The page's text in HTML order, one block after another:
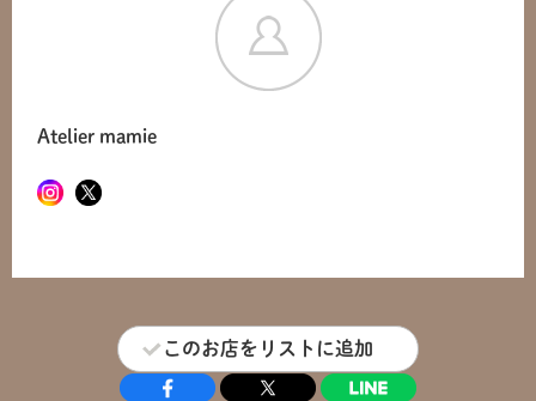
Atelier mamie
このお店をリストに追加